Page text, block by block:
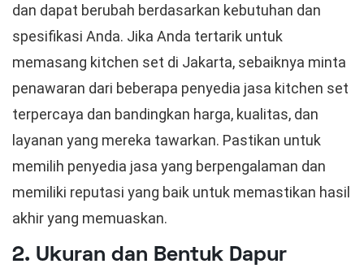
dan dapat berubah berdasarkan kebutuhan dan
spesifikasi Anda. Jika Anda tertarik untuk
memasang kitchen set di Jakarta, sebaiknya minta
penawaran dari beberapa penyedia jasa kitchen set
terpercaya dan bandingkan harga, kualitas, dan
layanan yang mereka tawarkan. Pastikan untuk
memilih penyedia jasa yang berpengalaman dan
memiliki reputasi yang baik untuk memastikan hasil
akhir yang memuaskan.
2. Ukuran dan Bentuk Dapur